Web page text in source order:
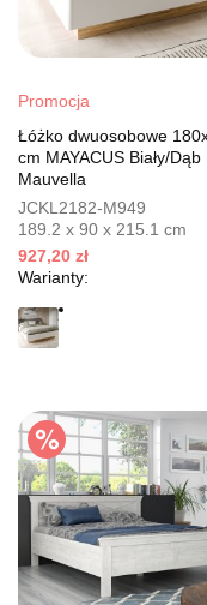
Promocja
Łóżko dwuosobowe
cm MAYACUS Biały/Dąb
Mauvella
JCKL2182-M949
189.2 x 90 x 215.1 cm
927,20 zł
Warianty: